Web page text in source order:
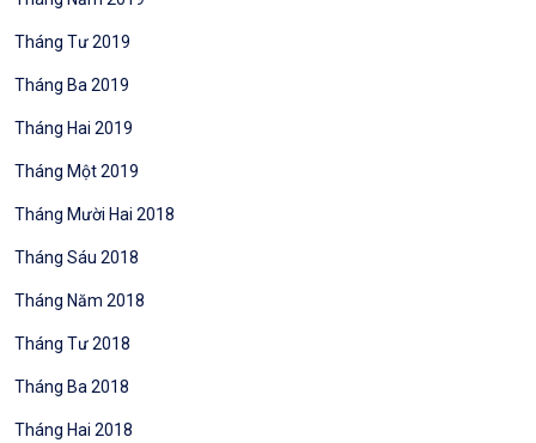
Tháng Tư 2019
Tháng Ba 2019
Tháng Hai 2019
Tháng Một 2019
Tháng Mười Hai 2018
Tháng Sáu 2018
Tháng Năm 2018
Tháng Tư 2018
Tháng Ba 2018
Tháng Hai 2018